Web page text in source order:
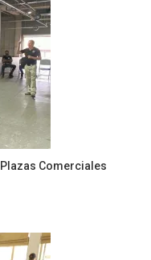
Comerciales